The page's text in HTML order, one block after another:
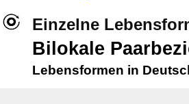
Einzelne
Bilokale
Lebensformen in